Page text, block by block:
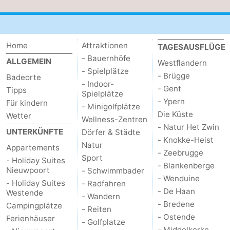
Küste
-
Het
Zwin
Knokke-
Heist
-
Zeebrugge
-
Blankenberge
-
Wenduine
-
De
Haan
Bredene
Ostende
-
Middelkerke
-
Home
ALLGEMEIN
Badeorte
Tipps
Für kindern
Wetter
UNTERKÜNFTE
Appartements
- Holiday Suites
Nieuwpoort
- Holiday Suites
Westende
Campingplätze
Ferienhäuser
Attraktionen
- Bauernhöfe
- Spielplätze
- Indoor-
Spielplätze
- Minigolfplätze
Wellness-Zentren
Dörfer & Städte
Natur
Sport
- Schwimmbader
- Radfahren
- Wandern
- Reiten
- Golfplatze
TAGESAUSFLÜGE
Westflandern
- Brügge
- Gent
- Ypern
Die Küste
- Natur Het Zwin
- Knokke-Heist
- Zeebrugge
- Blankenberge
- Wenduine
- De Haan
- Bredene
- Ostende